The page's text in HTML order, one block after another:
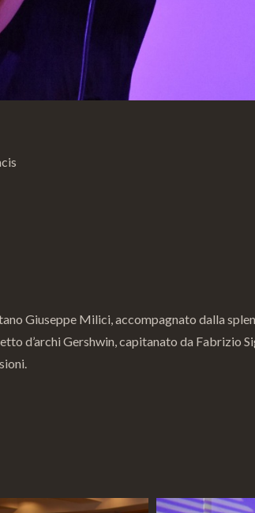
Giuseppe Milici, accompagnato dalla
d’archi Gershwin, capitanato da Fabrizio